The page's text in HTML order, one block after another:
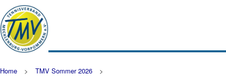
Home > TMV Sommer 2026 >